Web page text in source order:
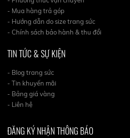
- Mua hàng trả góp
- Hướng dẫn do size trang sức
- Chính sách bảo hành & thu đổi
TIN TỨC & SỰ KIỆN
- Blog trang sức
- Tin khuyến mãi
- Bảng giá vàng
- Liên hệ
ĐĂNG KÝ NHẬN THÔNG BÁO